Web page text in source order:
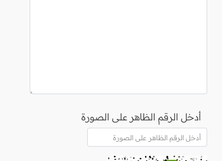
أدخل الرقم الظاهر على الصورة